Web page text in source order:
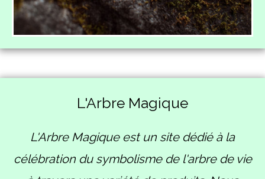
L'Arbre Magique
L'Arbre Magique est un site dédié à la
célébration du symbolisme de l'arbre de vie